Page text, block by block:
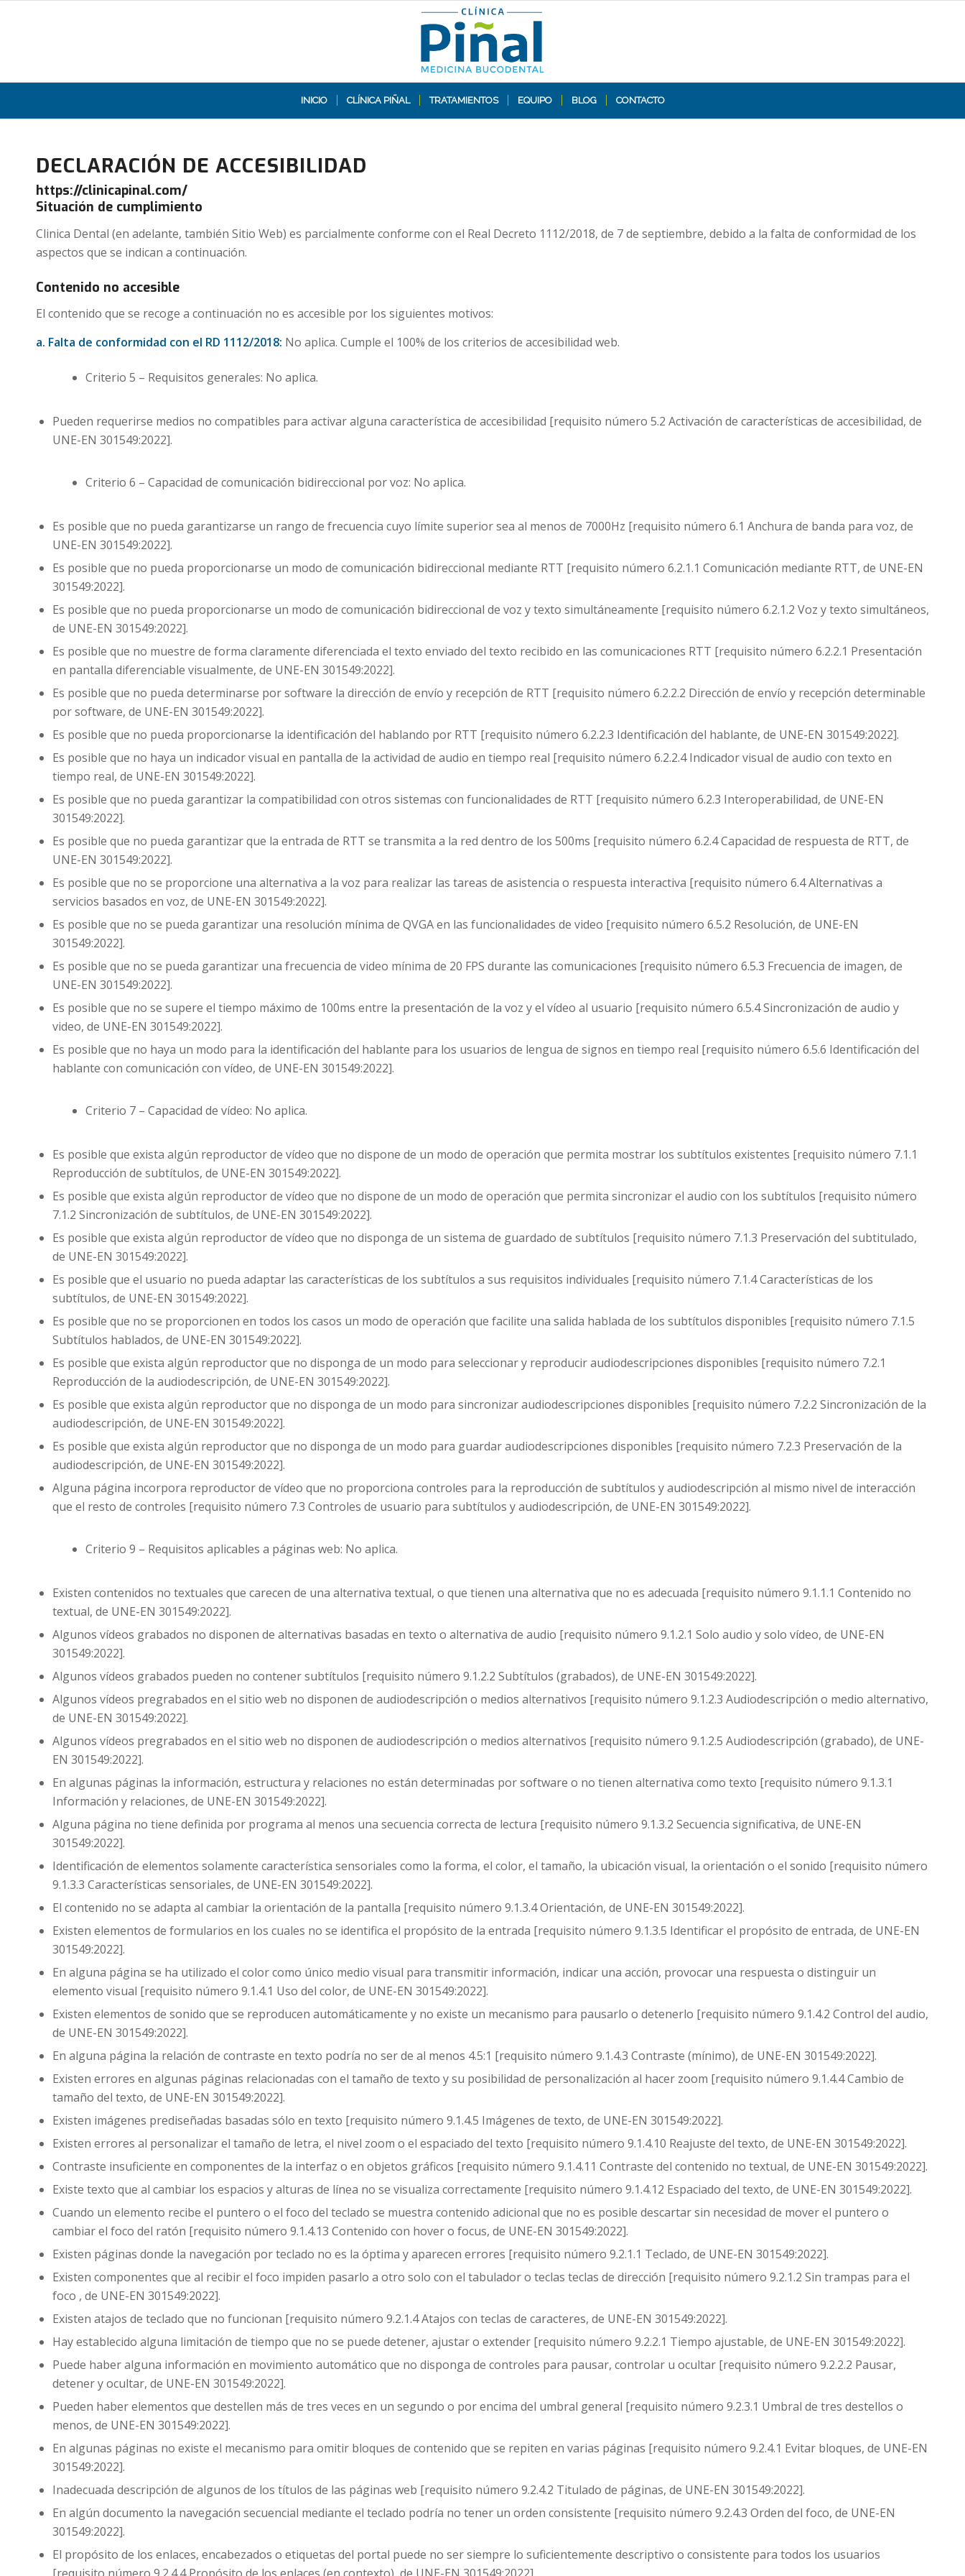
INICIO CLÍNICA PIÑAL TRATAMIENTOS EQUIPO BLOG CONTACTO
DECLARACIÓN DE ACCESIBILIDAD
https://clinicapinal.com/
Situación de cumplimiento
Clinica Dental (en adelante, también Sitio Web) es parcialmente conforme con el Real Decreto 1112/2018, de 7 de septiembre, debido a la falta de conformidad de los
aspectos que se indican a continuación.
Contenido no accesible
El contenido que se recoge a continuación no es accesible por los siguientes motivos:
a. Falta de conformidad con el RD 1112/2018: No aplica. Cumple el 100% de los criterios de accesibilidad web.
Criterio 5 – Requisitos generales: No aplica.
Pueden requerirse medios no compatibles para activar alguna característica de accesibilidad [requisito número 5.2 Activación de características de accesibilidad, de
UNE-EN 301549:2022].
Criterio 6 – Capacidad de comunicación bidireccional por voz: No aplica.
Es posible que no pueda garantizarse un rango de frecuencia cuyo límite superior sea al menos de 7000Hz [requisito número 6.1 Anchura de banda para voz, de
UNE-EN 301549:2022].
Es posible que no pueda proporcionarse un modo de comunicación bidireccional mediante RTT [requisito número 6.2.1.1 Comunicación mediante RTT, de UNE-EN
301549:2022].
Es posible que no pueda proporcionarse un modo de comunicación bidireccional de voz y texto simultáneamente [requisito número 6.2.1.2 Voz y texto simultáneos,
de UNE-EN 301549:2022].
Es posible que no muestre de forma claramente diferenciada el texto enviado del texto recibido en las comunicaciones RTT [requisito número 6.2.2.1 Presentación
en pantalla diferenciable visualmente, de UNE-EN 301549:2022].
Es posible que no pueda determinarse por software la dirección de envío y recepción de RTT [requisito número 6.2.2.2 Dirección de envío y recepción determinable
por software, de UNE-EN 301549:2022].
Es posible que no pueda proporcionarse la identificación del hablando por RTT [requisito número 6.2.2.3 Identificación del hablante, de UNE-EN 301549:2022].
Es posible que no haya un indicador visual en pantalla de la actividad de audio en tiempo real [requisito número 6.2.2.4 Indicador visual de audio con texto en
tiempo real, de UNE-EN 301549:2022].
Es posible que no pueda garantizar la compatibilidad con otros sistemas con funcionalidades de RTT [requisito número 6.2.3 Interoperabilidad, de UNE-EN
301549:2022].
Es posible que no pueda garantizar que la entrada de RTT se transmita a la red dentro de los 500ms [requisito número 6.2.4 Capacidad de respuesta de RTT, de
UNE-EN 301549:2022].
Es posible que no se proporcione una alternativa a la voz para realizar las tareas de asistencia o respuesta interactiva [requisito número 6.4 Alternativas a
servicios basados en voz, de UNE-EN 301549:2022].
Es posible que no se pueda garantizar una resolución mínima de QVGA en las funcionalidades de video [requisito número 6.5.2 Resolución, de UNE-EN
301549:2022].
Es posible que no se pueda garantizar una frecuencia de video mínima de 20 FPS durante las comunicaciones [requisito número 6.5.3 Frecuencia de imagen, de
UNE-EN 301549:2022].
Es posible que no se supere el tiempo máximo de 100ms entre la presentación de la voz y el vídeo al usuario [requisito número 6.5.4 Sincronización de audio y
video, de UNE-EN 301549:2022].
Es posible que no haya un modo para la identificación del hablante para los usuarios de lengua de signos en tiempo real [requisito número 6.5.6 Identificación del
hablante con comunicación con vídeo, de UNE-EN 301549:2022].
Criterio 7 – Capacidad de vídeo: No aplica.
Es posible que exista algún reproductor de vídeo que no dispone de un modo de operación que permita mostrar los subtítulos existentes [requisito número 7.1.1
Reproducción de subtítulos, de UNE-EN 301549:2022].
Es posible que exista algún reproductor de vídeo que no dispone de un modo de operación que permita sincronizar el audio con los subtítulos [requisito número
7.1.2 Sincronización de subtítulos, de UNE-EN 301549:2022].
Es posible que exista algún reproductor de vídeo que no disponga de un sistema de guardado de subtítulos [requisito número 7.1.3 Preservación del subtitulado,
de UNE-EN 301549:2022].
Es posible que el usuario no pueda adaptar las características de los subtítulos a sus requisitos individuales [requisito número 7.1.4 Características de los
subtítulos, de UNE-EN 301549:2022].
Es posible que no se proporcionen en todos los casos un modo de operación que facilite una salida hablada de los subtítulos disponibles [requisito número 7.1.5
Subtítulos hablados, de UNE-EN 301549:2022].
Es posible que exista algún reproductor que no disponga de un modo para seleccionar y reproducir audiodescripciones disponibles [requisito número 7.2.1
Reproducción de la audiodescripción, de UNE-EN 301549:2022].
Es posible que exista algún reproductor que no disponga de un modo para sincronizar audiodescripciones disponibles [requisito número 7.2.2 Sincronización de la
audiodescripción, de UNE-EN 301549:2022].
Es posible que exista algún reproductor que no disponga de un modo para guardar audiodescripciones disponibles [requisito número 7.2.3 Preservación de la
audiodescripción, de UNE-EN 301549:2022].
Alguna página incorpora reproductor de vídeo que no proporciona controles para la reproducción de subtítulos y audiodescripción al mismo nivel de interacción
que el resto de controles [requisito número 7.3 Controles de usuario para subtítulos y audiodescripción, de UNE-EN 301549:2022].
Criterio 9 – Requisitos aplicables a páginas web: No aplica.
Existen contenidos no textuales que carecen de una alternativa textual, o que tienen una alternativa que no es adecuada [requisito número 9.1.1.1 Contenido no
textual, de UNE-EN 301549:2022].
Algunos vídeos grabados no disponen de alternativas basadas en texto o alternativa de audio [requisito número 9.1.2.1 Solo audio y solo vídeo, de UNE-EN
301549:2022].
Algunos vídeos grabados pueden no contener subtítulos [requisito número 9.1.2.2 Subtítulos (grabados), de UNE-EN 301549:2022].
Algunos vídeos pregrabados en el sitio web no disponen de audiodescripción o medios alternativos [requisito número 9.1.2.3 Audiodescripción o medio alternativo,
de UNE-EN 301549:2022].
Algunos vídeos pregrabados en el sitio web no disponen de audiodescripción o medios alternativos [requisito número 9.1.2.5 Audiodescripción (grabado), de UNE-
EN 301549:2022].
En algunas páginas la información, estructura y relaciones no están determinadas por software o no tienen alternativa como texto [requisito número 9.1.3.1
Información y relaciones, de UNE-EN 301549:2022].
Alguna página no tiene definida por programa al menos una secuencia correcta de lectura [requisito número 9.1.3.2 Secuencia significativa, de UNE-EN
301549:2022].
Identificación de elementos solamente característica sensoriales como la forma, el color, el tamaño, la ubicación visual, la orientación o el sonido [requisito número
9.1.3.3 Características sensoriales, de UNE-EN 301549:2022].
El contenido no se adapta al cambiar la orientación de la pantalla [requisito número 9.1.3.4 Orientación, de UNE-EN 301549:2022].
Existen elementos de formularios en los cuales no se identifica el propósito de la entrada [requisito número 9.1.3.5 Identificar el propósito de entrada, de UNE-EN
301549:2022].
En alguna página se ha utilizado el color como único medio visual para transmitir información, indicar una acción, provocar una respuesta o distinguir un
elemento visual [requisito número 9.1.4.1 Uso del color, de UNE-EN 301549:2022].
Existen elementos de sonido que se reproducen automáticamente y no existe un mecanismo para pausarlo o detenerlo [requisito número 9.1.4.2 Control del audio,
de UNE-EN 301549:2022].
En alguna página la relación de contraste en texto podría no ser de al menos 4.5:1 [requisito número 9.1.4.3 Contraste (mínimo), de UNE-EN 301549:2022].
Existen errores en algunas páginas relacionadas con el tamaño de texto y su posibilidad de personalización al hacer zoom [requisito número 9.1.4.4 Cambio de
tamaño del texto, de UNE-EN 301549:2022].
Existen imágenes prediseñadas basadas sólo en texto [requisito número 9.1.4.5 Imágenes de texto, de UNE-EN 301549:2022].
Existen errores al personalizar el tamaño de letra, el nivel zoom o el espaciado del texto [requisito número 9.1.4.10 Reajuste del texto, de UNE-EN 301549:2022].
Contraste insuficiente en componentes de la interfaz o en objetos gráficos [requisito número 9.1.4.11 Contraste del contenido no textual, de UNE-EN 301549:2022].
Existe texto que al cambiar los espacios y alturas de línea no se visualiza correctamente [requisito número 9.1.4.12 Espaciado del texto, de UNE-EN 301549:2022].
Cuando un elemento recibe el puntero o el foco del teclado se muestra contenido adicional que no es posible descartar sin necesidad de mover el puntero o
cambiar el foco del ratón [requisito número 9.1.4.13 Contenido con hover o focus, de UNE-EN 301549:2022].
Existen páginas donde la navegación por teclado no es la óptima y aparecen errores [requisito número 9.2.1.1 Teclado, de UNE-EN 301549:2022].
Existen componentes que al recibir el foco impiden pasarlo a otro solo con el tabulador o teclas teclas de dirección [requisito número 9.2.1.2 Sin trampas para el
foco , de UNE-EN 301549:2022].
Existen atajos de teclado que no funcionan [requisito número 9.2.1.4 Atajos con teclas de caracteres, de UNE-EN 301549:2022].
Hay establecido alguna limitación de tiempo que no se puede detener, ajustar o extender [requisito número 9.2.2.1 Tiempo ajustable, de UNE-EN 301549:2022].
Puede haber alguna información en movimiento automático que no disponga de controles para pausar, controlar u ocultar [requisito número 9.2.2.2 Pausar,
detener y ocultar, de UNE-EN 301549:2022].
Pueden haber elementos que destellen más de tres veces en un segundo o por encima del umbral general [requisito número 9.2.3.1 Umbral de tres destellos o
menos, de UNE-EN 301549:2022].
En algunas páginas no existe el mecanismo para omitir bloques de contenido que se repiten en varias páginas [requisito número 9.2.4.1 Evitar bloques, de UNE-EN
301549:2022].
Inadecuada descripción de algunos de los títulos de las páginas web [requisito número 9.2.4.2 Titulado de páginas, de UNE-EN 301549:2022].
En algún documento la navegación secuencial mediante el teclado podría no tener un orden consistente [requisito número 9.2.4.3 Orden del foco, de UNE-EN
301549:2022].
El propósito de los enlaces, encabezados o etiquetas del portal puede no ser siempre lo suficientemente descriptivo o consistente para todos los usuarios